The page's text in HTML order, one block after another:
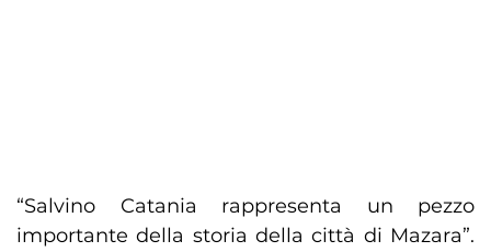
“Salvino Catania rappresenta un pezzo
importante della storia della città di Mazara”.